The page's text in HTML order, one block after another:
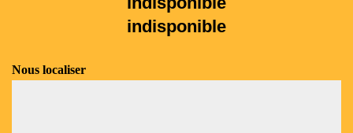
indisponible
Nous localiser